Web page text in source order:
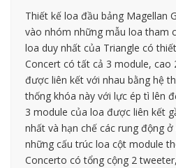
Thiết kế loa đầu bảng Magellan
vào nhóm những mẫu loa tham
loa duy nhất của Triangle có
Concert có tất cả 3 module, cao
được liên kết với nhau bằng hệ
thống khóa này với lực ép tì lên
3 module của loa được liên kết
nhất và hạn chế các rung động
những cấu trúc loa cột module
Concerto có tổng cộng 2